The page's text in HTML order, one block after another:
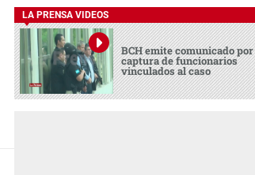
LA PRENSA VIDEOS
BCH emite comunicado por
captura de funcionarios
vinculados al caso